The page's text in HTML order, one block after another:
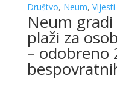
Društvo, Neum, Vijesti
Neum
plaži za
– odobreno